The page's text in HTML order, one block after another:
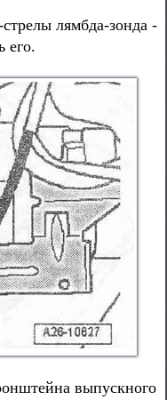
лямбда-зонда -
его.
выпускного